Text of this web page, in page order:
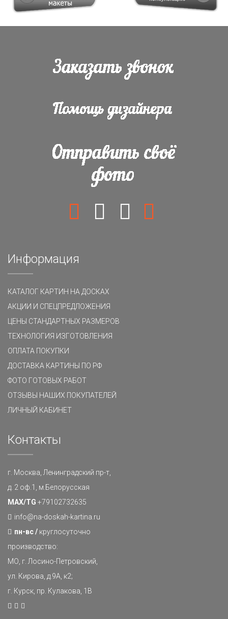
Информация
КАТАЛОГ КАРТИН НА ДОСКАХ
АКЦИИ И СПЕЦПРЕДЛОЖЕНИЯ
ЦЕНЫ СТАНДАРТНЫХ РАЗМЕРОВ
ТЕХНОЛОГИЯ ИЗГОТОВЛЕНИЯ
ОПЛАТА ПОКУПКИ
ДОСТАВКА КАРТИНЫ ПО РФ
ФОТО ГОТОВЫХ РАБОТ
ОТЗЫВЫ НАШИХ ПОКУПАТЕЛЕЙ
ЛИЧНЫЙ КАБИНЕТ
Контакты
г. Москва, Ленинградский пр-т,
д. 2 оф.1, м.Белорусская
MAX/TG +79102732635
info@na-doskah-kartina.ru
пн-вс / круглосуточно
производство:
МО, г. Лосино-Петровский,
ул. Кирова, д.9А, к2;
г. Курск, пр. Кулакова, 1В